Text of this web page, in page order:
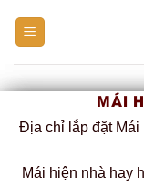
MÁI
Địa chỉ lắp đặt Mái
Mái hiện nhà hay